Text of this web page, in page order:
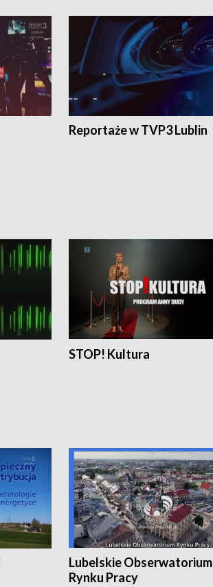
Reportaże w TVP3 Lublin
STOP! Kultura
Lubelskie Obserwatorium
Rynku Pracy